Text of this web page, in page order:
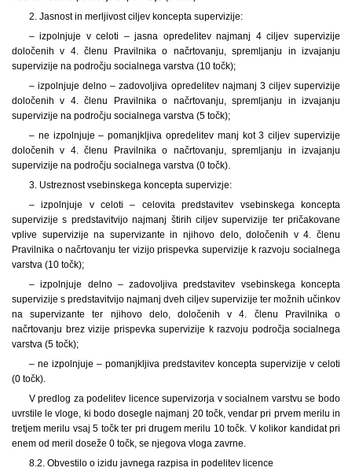
2. Jasnost in merljivost ciljev koncepta supervizije:
– izpolnjuje v celoti – jasna opredelitev najmanj 4 ciljev supervizije
določenih v 4. členu Pravilnika o načrtovanju, spremljanju in izvajanju
supervizije na področju socialnega varstva (10 točk);
– izpolnjuje delno – zadovoljiva opredelitev najmanj 3 ciljev supervizije
določenih v 4. členu Pravilnika o načrtovanju, spremljanju in izvajanju
supervizije na področju socialnega varstva (5 točk);
– ne izpolnjuje – pomanjkljiva opredelitev manj kot 3 ciljev supervizije
določenih v 4. členu Pravilnika o načrtovanju, spremljanju in izvajanju
supervizije na področju socialnega varstva (0 točk).
3. Ustreznost vsebinskega koncepta supervizje:
– izpolnjuje v celoti – celovita predstavitev vsebinskega koncepta
supervizije s predstavitvijo najmanj štirih ciljev supervizije ter pričakovane
vplive supervizije na supervizante in njihovo delo, določenih v 4. členu
Pravilnika o načrtovanju ter vizijo prispevka supervizije k razvoju socialnega
varstva (10 točk);
– izpolnjuje delno – zadovoljiva predstavitev vsebinskega koncepta
supervizije s predstavitvijo najmanj dveh ciljev supervizije ter možnih učinkov
na supervizante ter njihovo delo, določenih v 4. členu Pravilnika o
načrtovanju brez vizije prispevka supervizije k razvoju področja socialnega
varstva (5 točk);
– ne izpolnjuje – pomanjkljiva predstavitev koncepta supervizije v celoti
(0 točk).
V predlog za podelitev licence supervizorja v socialnem varstvu se bodo
uvrstile le vloge, ki bodo dosegle najmanj 20 točk, vendar pri prvem merilu in
tretjem merilu vsaj 5 točk ter pri drugem merilu 10 točk. V kolikor kandidat pri
enem od meril doseže 0 točk, se njegova vloga zavrne.
8.2. Obvestilo o izidu javnega razpisa in podelitev licence